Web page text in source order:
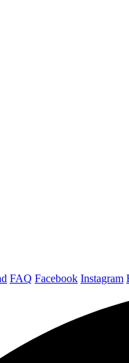
FAQ Facebook Instagram